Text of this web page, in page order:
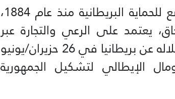
تعود جذور أرض الصومال إلى إقليم خضع للحماية البريطانية منذ عام 1884،
يعتمد على الرعي والتجارة عبر
موانئ تاريخية مثل بربرة وزيلا. وبعد استقلاله عن بريطانيا في 26 حزيران/يونيو
الإيطالي لتشكيل الجمهورية